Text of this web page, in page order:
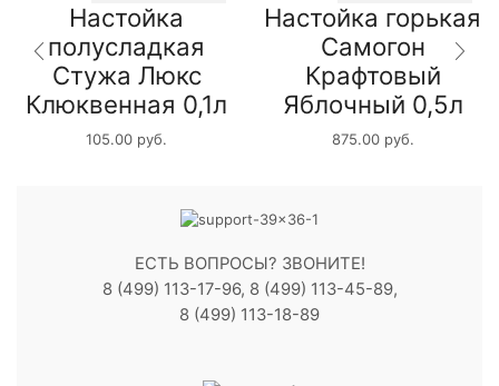
Настойка
полусладкая
Стужа Люкс
Клюквенная 0,1л
105.00 руб.
Настойка горькая
Самогон
Крафтовый
Яблочный 0,5л
875.00 руб.
ЕСТЬ ВОПРОСЫ? ЗВОНИТЕ!
8 (499) 113-17-96, 8 (499) 113-45-89,
8 (499) 113-18-89